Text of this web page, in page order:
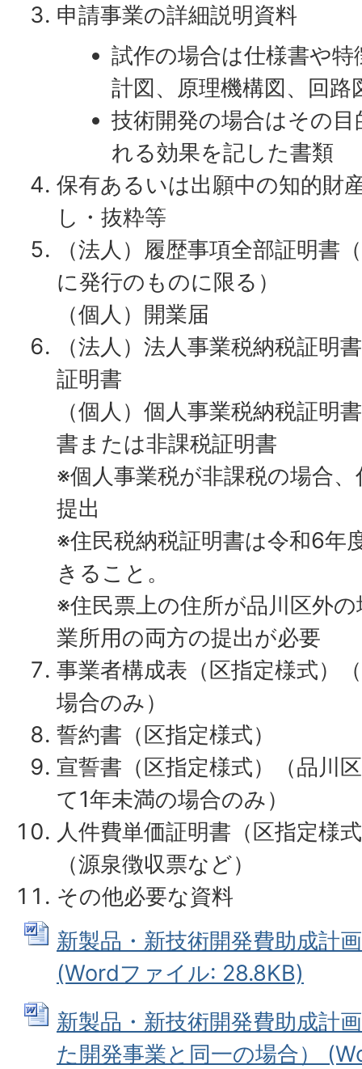
申請事業の詳細説明資料
試作の場合は仕様書や
計図、原理機構図、回路
技術開発の場合はその
れる効果を記した書類
保有あるいは出願中の知的財
し・抜粋等
（法人）履歴事項全部証明書
に発行のものに限る）
（個人）開業届
（法人）法人事業税納税証明
証明書
（個人）個人事業税納税証明
書または非課税証明書
※個人事業税が非課税の場合
提出
※住民税納税証明書は令和6年
きること。
※住民票上の住所が品川区外
業所用の両方の提出が必要
事業者構成表（区指定様式）
場合のみ）
誓約書（区指定様式）
宣誓書（区指定様式）（品川
て1年未満の場合のみ）
人件費単価証明書（区指定様
（源泉徴収票など）
その他必要な資料
新製品・新技術開発費助成計
(Wordファイル: 28.8KB)
新製品・新技術開発費助成計
た開発事業と同一の場合）